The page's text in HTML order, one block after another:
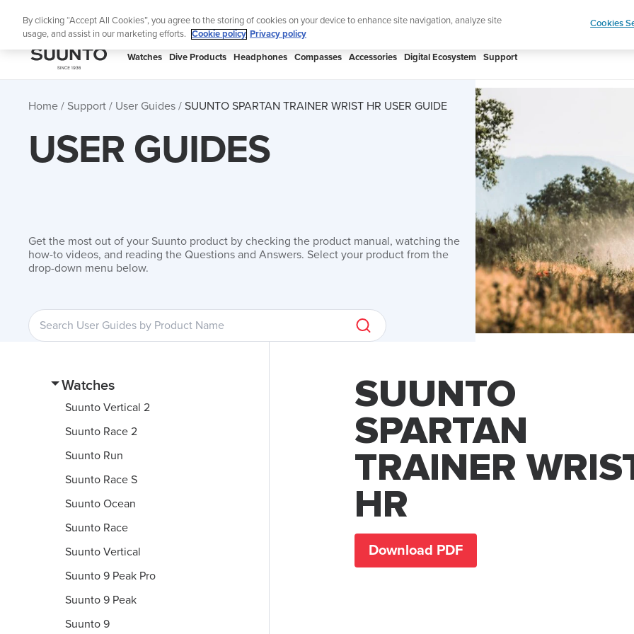
Sign up for the newsletter and get 5% off | Free
SUUNTO
Watches Dive Products Headphones Compasses Accessories Digital Ecosystem Support
Home Support User Guides SUUNTO SPARTAN TRAINER WRIST HR USER GUIDE
USER GUIDES
Get the most out of your Suunto product by checking the product manual, watching the
how-to videos, and reading the Questions and Answers. Select your product from the
drop-down menu below.
Watches
Suunto Vertical 2
Suunto Race 2
Suunto Run
Suunto Race S
Suunto Ocean
Suunto Race
Suunto Vertical
Suunto 9 Peak Pro
Suunto 9 Peak
Suunto 9
SUUNTO
SPARTAN
TRAINER
HR
Download PDF
By clicking “Accept All Cookies”, you agree to the storing of cookies on your device to enhance site navigation, analyze site
usage, and assist in our marketing efforts.
Cookie policy Privacy policy
Cookies